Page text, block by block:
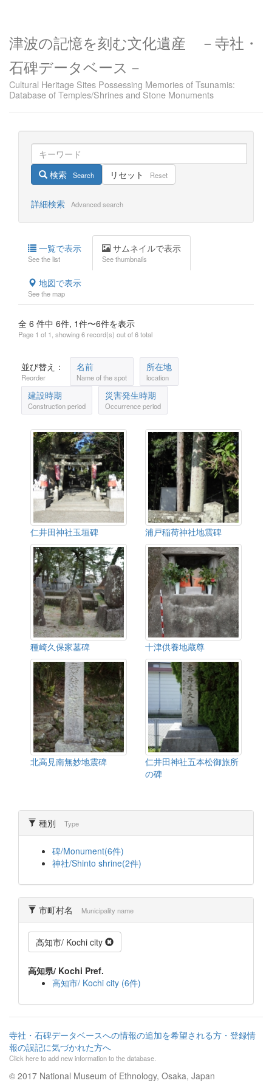
津波の記憶を刻む文化遺産 －寺社・
石碑データベース－
Cultural Heritage Sites Possessing Memories of Tsunamis:
Database of Temples/Shrines and Stone Monuments
検索 Search リセット Reset
詳細検索 Advanced search
一覧で表示
See the list
サムネイルで表示
See thumbnails
地図で表示
See the map
全 6 件中 6件, 1件〜6件を表示
Page 1 of 1, showing 6 record(s) out of 6 total
並び替え：
Reorder
名前
Name of the spot
所在地
location
建設時期
Construction period
災害発生時期
Occurrence period
仁井田神社玉垣碑 浦戸稲荷神社地震碑
種崎久保家墓碑 十津供養地蔵尊
北高見南無妙地震碑
仁井田神社五本松御旅所
の碑
種別 Type
碑/Monument(6件)
神社/Shinto shrine(2件)
市町村名 Municipality name
高知市/ Kochi city
高知県/ Kochi Pref.
高知市/ Kochi city (6件)
寺社・石碑データベースへの情報の追加を希望される方・登録情
報の誤記に気づかれた方へ
Click here to add new information to the database.
© 2017 National Museum of Ethnology, Osaka, Japan